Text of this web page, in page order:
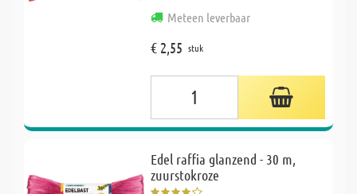
Meteen leverbaar
€ 2,55 stuk
Edel raffia glanzend - 30 m,
zuurstokroze